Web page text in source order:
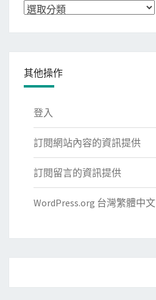
分
其他操作
登入
訂閱網站內容的資訊提供
訂閱留言的資訊提供
WordPress.org 台灣繁體中文